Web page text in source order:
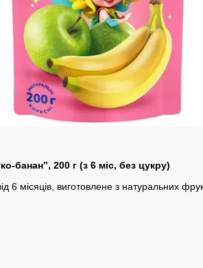
банан”, 200 г (з 6 міс, без цукру)
місяців, виготовлене з натуральних